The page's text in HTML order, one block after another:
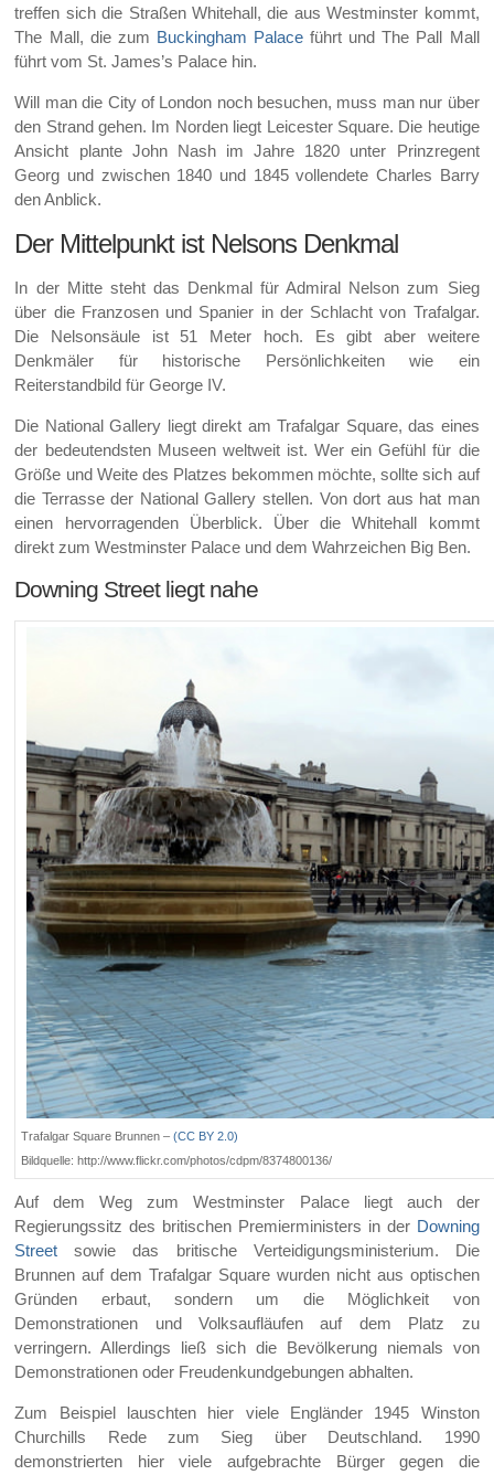
treffen sich die Straßen Whitehall, die aus Westminster kommt,
The Mall, die zum Buckingham Palace führt und The Pall Mall
führt vom St. James’s Palace hin.
Will man die City of London noch besuchen, muss man nur über
den Strand gehen. Im Norden liegt Leicester Square. Die heutige
Ansicht plante John Nash im Jahre 1820 unter Prinzregent
Georg und zwischen 1840 und 1845 vollendete Charles Barry
den Anblick.
Der Mittelpunkt ist Nelsons Denkmal
In der Mitte steht das Denkmal für Admiral Nelson zum Sieg
über die Franzosen und Spanier in der Schlacht von Trafalgar.
Die Nelsonsäule ist 51 Meter hoch. Es gibt aber weitere
Denkmäler für historische Persönlichkeiten wie ein
Reiterstandbild für George IV.
Die National Gallery liegt direkt am Trafalgar Square, das eines
der bedeutendsten Museen weltweit ist. Wer ein Gefühl für die
Größe und Weite des Platzes bekommen möchte, sollte sich auf
die Terrasse der National Gallery stellen. Von dort aus hat man
einen hervorragenden Überblick. Über die Whitehall kommt
direkt zum Westminster Palace und dem Wahrzeichen Big Ben.
Downing Street liegt nahe
Trafalgar Square Brunnen –(CC BY 2.0)
Bildquelle: http://www.flickr.com/photos/cdpm/8374800136/
Auf dem Weg zum Westminster Palace liegt auch der
Regierungssitz des britischen Premierministers in der Downing
Street sowie das britische Verteidigungsministerium. Die
Brunnen auf dem Trafalgar Square wurden nicht aus optischen
Gründen erbaut, sondern um die Möglichkeit von
Demonstrationen und Volksaufläufen auf dem Platz zu
verringern. Allerdings ließ sich die Bevölkerung niemals von
Demonstrationen oder Freudenkundgebungen abhalten.
Zum Beispiel lauschten hier viele Engländer 1945 Winston
Churchills Rede zum Sieg über Deutschland. 1990
demonstrierten hier viele aufgebrachte Bürger gegen die